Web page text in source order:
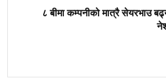
८ बीमा कम्पनीको मात्रै सेयरभाउ